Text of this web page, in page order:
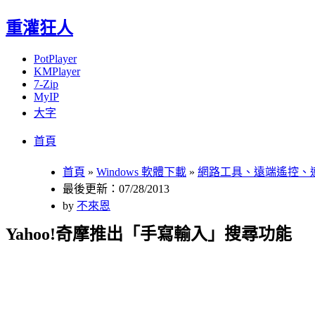
重灌狂人
PotPlayer
KMPlayer
7-Zip
MyIP
大字
首頁
首頁 » Windows 軟體下載 » 網路工具、遠端遙控、
最後更新：07/28/2013
by 不來恩
Yahoo!奇摩推出「手寫輸入」搜尋功能